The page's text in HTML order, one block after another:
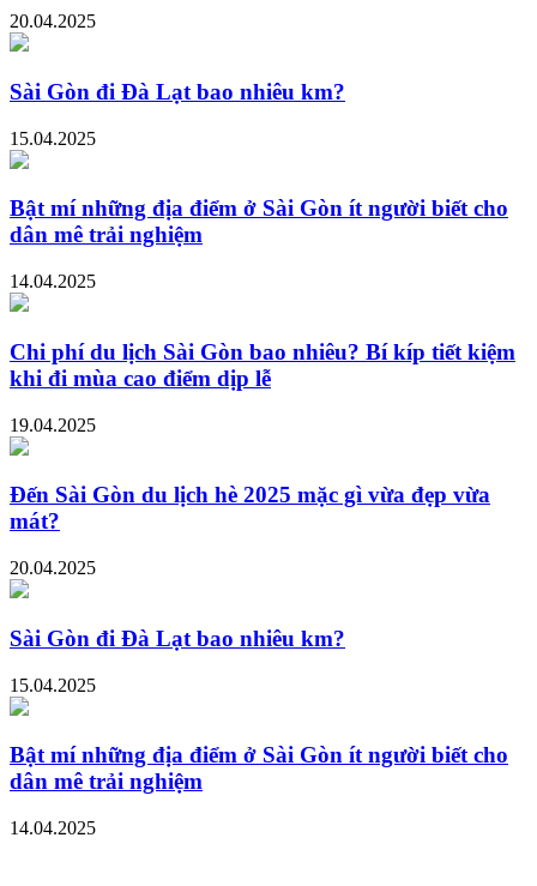
20.04.2025
Sài Gòn đi Đà Lạt bao nhiêu km?
15.04.2025
Bật mí những địa điểm ở Sài Gòn ít người biết cho
dân mê trải nghiệm
14.04.2025
Chi phí du lịch Sài Gòn bao nhiêu? Bí kíp tiết kiệm
khi đi mùa cao điểm dịp lễ
19.04.2025
Đến Sài Gòn du lịch hè 2025 mặc gì vừa đẹp vừa
mát?
20.04.2025
Sài Gòn đi Đà Lạt bao nhiêu km?
15.04.2025
Bật mí những địa điểm ở Sài Gòn ít người biết cho
dân mê trải nghiệm
14.04.2025